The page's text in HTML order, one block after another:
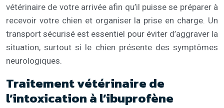
vétérinaire de votre arrivée afin qu’il puisse se préparer à
recevoir votre chien et organiser la prise en charge. Un
transport sécurisé est essentiel pour éviter d’aggraver la
situation, surtout si le chien présente des symptômes
neurologiques.
Traitement vétérinaire de
l’intoxication à l’ibuprofène